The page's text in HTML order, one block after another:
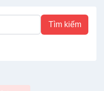
Tìm kiếm